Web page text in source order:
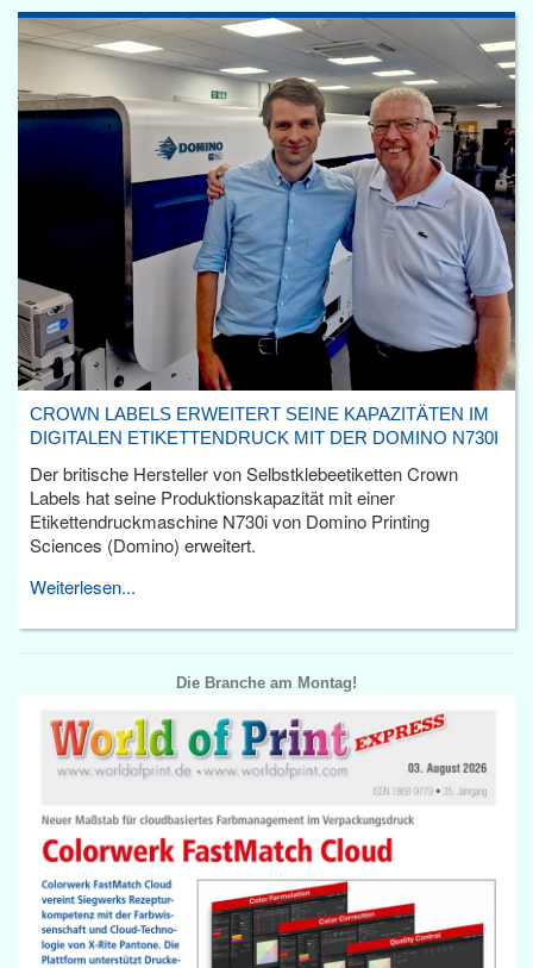
CROWN LABELS ERWEITERT SEINE KAPAZITÄTEN IM
DIGITALEN ETIKETTENDRUCK MIT DER DOMINO N730I
Der britische Hersteller von Selbstklebeetiketten Crown
Labels hat seine Produktionskapazität mit einer
Etikettendruckmaschine N730i von Domino Printing
Sciences (Domino) erweitert.
Weiterlesen...
Die Branche am Montag!